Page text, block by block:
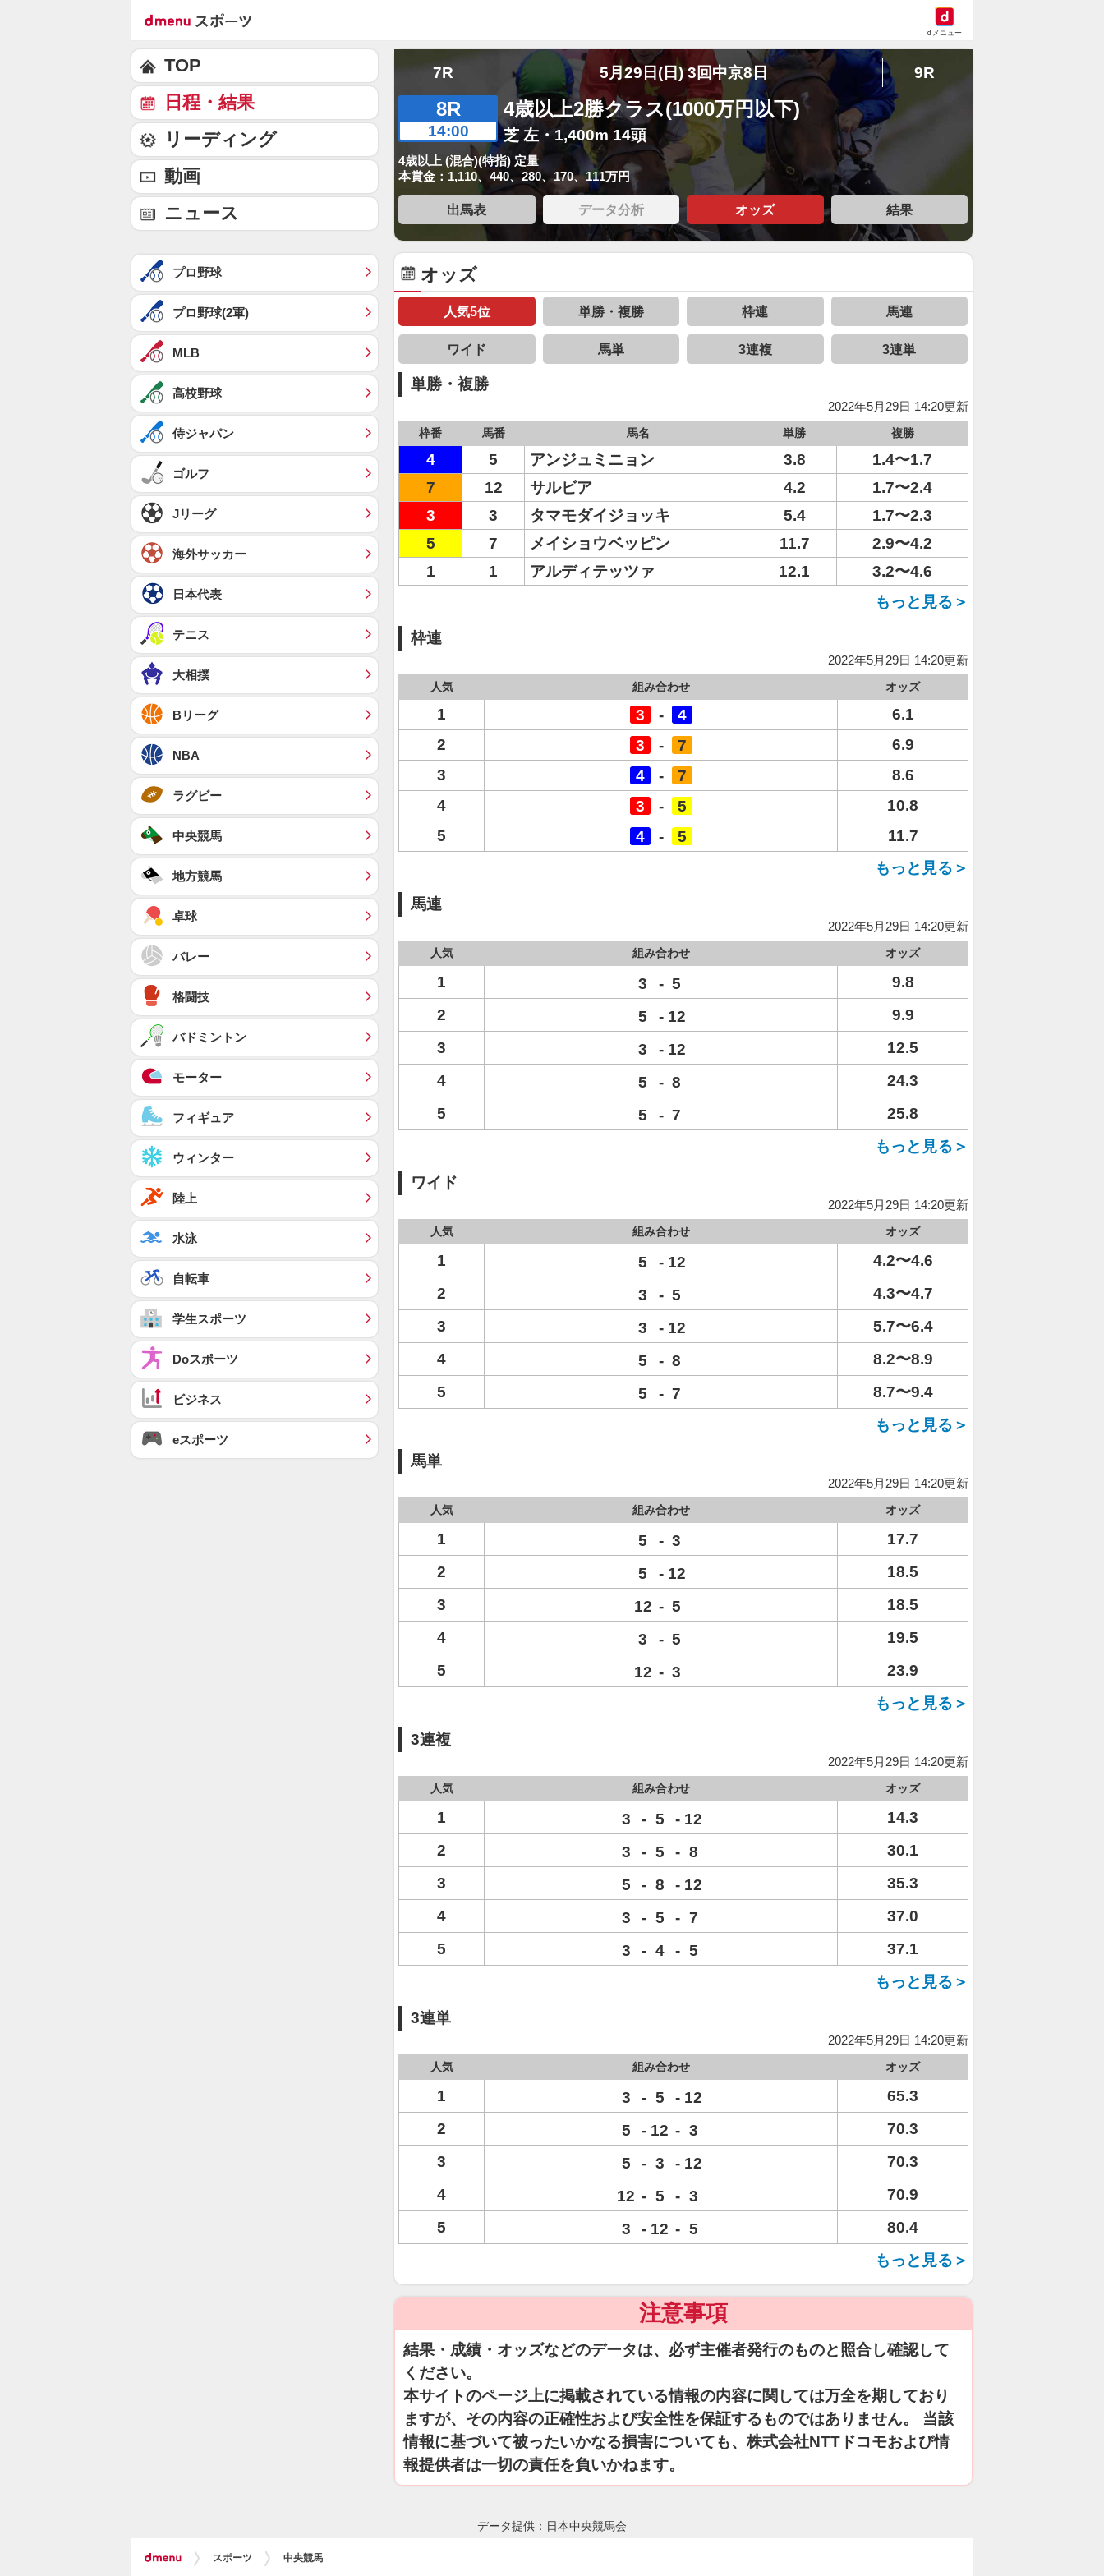
dメニュー
7R 5月29日(日) 3回中京8日 9R
8R
14:00
4歳以上2勝クラス(1000万円以下)
芝 左・1,400m 14頭
4歳以上 (混合)(特指) 定量
本賞金：1,110、440、280、170、111万円
出馬表 データ分析 オッズ 結果
オッズ
人気5位 単勝・複勝 枠連 馬連
ワイド 馬単 3連複 3連単
単勝・複勝
2022年5月29日 14:20更新
枠番 馬番 馬名 単勝 複勝
4 5 アンジュミニョン 3.8
1.4〜1.7
7
12 サルビア 4.2
1.7〜2.4
3
3 タマモダイジョッキ 5.4
1.7〜2.3
5
7 メイショウベッピン 11.7
2.9〜4.2
1
1 アルディテッツァ 12.1
3.2〜4.6
もっと見る＞
枠連
2022年5月29日 14:20更新
人気 組み合わせ オッズ
1 3 - 4
6.1
2
3 - 7
6.9
3
4 - 7
8.6
4
3 - 5
10.8
5
4 - 5
11.7
もっと見る＞
馬連
2022年5月29日 14:20更新
人気 組み合わせ オッズ
1 3 - 5
9.8
2
5 - 12
9.9
3
3 - 12
12.5
4
5 - 8
24.3
5
5 - 7
25.8
もっと見る＞
ワイド
2022年5月29日 14:20更新
人気 組み合わせ オッズ
1 5 - 12
4.2〜4.6
2
3 - 5
4.3〜4.7
3
3 - 12
5.7〜6.4
4
5 - 8
8.2〜8.9
5
5 - 7
8.7〜9.4
もっと見る＞
馬単
2022年5月29日 14:20更新
人気 組み合わせ オッズ
1 5 - 3
17.7
2
5 - 12
18.5
3
12 - 5
18.5
4
3 - 5
19.5
5
12 - 3
23.9
もっと見る＞
3連複
2022年5月29日 14:20更新
人気 組み合わせ オッズ
1 3 - 5 - 12
14.3
2
3 - 5 - 8
30.1
3
5 - 8 - 12
35.3
4
3 - 5 - 7
37.0
5
3 - 4 - 5
37.1
もっと見る＞
3連単
2022年5月29日 14:20更新
人気 組み合わせ オッズ
1 3 - 5 - 12
65.3
2
5 - 12 - 3
70.3
3
5 - 3 - 12
70.3
4
12 - 5 - 3
70.9
5
3 - 12 - 5
80.4
もっと見る＞
注意事項
結果・成績・オッズなどのデータは、必ず主催者発行のものと照合し確認して
ください。
本サイトのページ上に掲載されている情報の内容に関しては万全を期しており
ますが、その内容の正確性および安全性を保証するものではありません。 当該
情報に基づいて被ったいかなる損害についても、株式会社NTTドコモおよび情
報提供者は一切の責任を負いかねます。
TOP
日程・結果
リーディング
動画
ニュース
プロ野球
プロ野球(2軍)
MLB
高校野球
侍ジャパン
ゴルフ
Jリーグ
海外サッカー
日本代表
テニス
大相撲
Bリーグ
NBA
ラグビー
中央競馬
地方競馬
卓球
バレー
格闘技
バドミントン
モーター
フィギュア
ウィンター
陸上
水泳
自転車
学生スポーツ
Doスポーツ
ビジネス
eスポーツ
データ提供：日本中央競馬会
スポーツ 中央競馬